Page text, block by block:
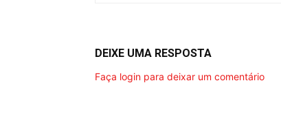
DEIXE UMA RESPOSTA
Faça login para deixar um comentário